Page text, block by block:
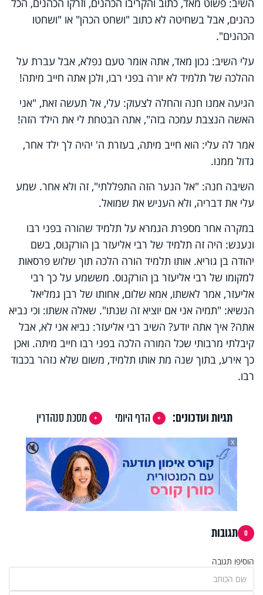
השיב: פשוט מאד, כתוב והקריבו הכהנים, וזרקו הכהנים, הכל
כהנים, אבל בשחיטה לא כתוב "ושחט הכהן" או "ושחטו
הכהנים".
עלי השיב: נכון מאד, אתה אומר טעם נפלא, אבל עברת על
ההלכה של תלמיד לא יורה בפני רבו, ולכן אתה חייב מיתה!
הגיעה אמנו חנה והחלה לצעוק: עלי, אל תעשה זאת, "אני
האשה הנצבת עמכה בזה", אתה הבטחת לי את הילד הזה!
אמר לה עלי: הוא חייב מיתה, בעזרת ה' יהיה לך ילד אחר,
גדול ממנו.
השיבה חנה: "אל הנער הזה התפללתי", זה ולא אחר. שמע
עלי את דבריה, ולא העניש את שמואל.
במקרה אחר מספרת הגמרא על תלמיד שהורה בפני רבו
ונענש: היה זה תלמיד של רבי אליעזר בן הורקנוס, בשם
יהודה בן גוריא. אותו תלמיד הורה הלכה תוך שלוש פרסאות
למקומו של רבי אליעזר בן הורקנוס. מששמע על כך רבי
אליעזר, אמר לאשתו, אמא שלום, אחותו של רבן גמליאל
הנשיא: "תמיה אני אם יוציא זה שנתו". שאלה אשתו: וכי נביא
אתה? איך אתה יודע? השיב רבי אליעזר: נביא אני לא, אבל
קיבלתי מרבותי שכל המורה הלכה בפני רבו חייב מיתה. ואכן
כך אירע, בתוך שנה מת אותו תלמיד, משום שלא נזהר בכבוד
רבו.
תגיות ועדכונים: הדף היומי
מסכת סנהדרין
🔇
X
0 תגובות
הוסיפו תגובה